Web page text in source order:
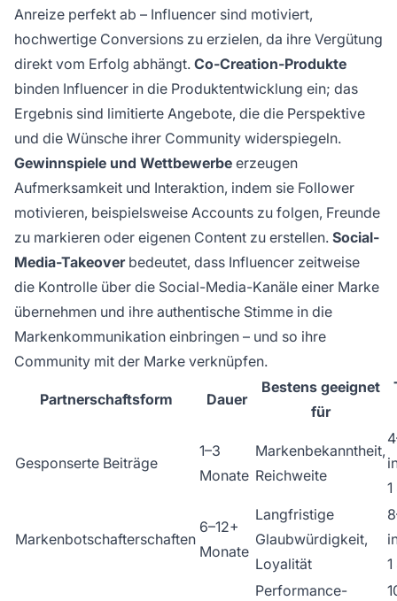
Anreize perfekt ab – Influencer sind motiviert,
hochwertige Conversions zu erzielen, da ihre Vergütung
direkt vom Erfolg abhängt. Co-Creation-Produkte
binden Influencer in die Produktentwicklung ein; das
Ergebnis sind limitierte Angebote, die die Perspektive
und die Wünsche ihrer Community widerspiegeln.
Gewinnspiele und Wettbewerbe erzeugen
Aufmerksamkeit und Interaktion, indem sie Follower
motivieren, beispielsweise Accounts zu folgen, Freunde
zu markieren oder eigenen Content zu erstellen. Social-
Media-Takeoverbedeutet, dass Influencer zeitweise
die Kontrolle über die Social-Media-Kanäle einer Marke
übernehmen und ihre authentische Stimme in die
Markenkommunikation einbringen – und so ihre
Community mit der Marke verknüpfen.
Partnerschaftsform Dauer
Bestens geeignet
für
Gesponserte Beiträge
1–3
Monate
Markenbekanntheit,
Reichweite
Markenbotschafterschaften
6–12+
Monate
Langfristige
Glaubwürdigkeit,
Loyalität
Performance-